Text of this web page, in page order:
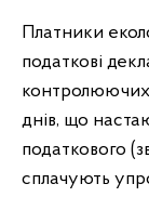
Платники
податкові
днів, що
податкового
сплачують